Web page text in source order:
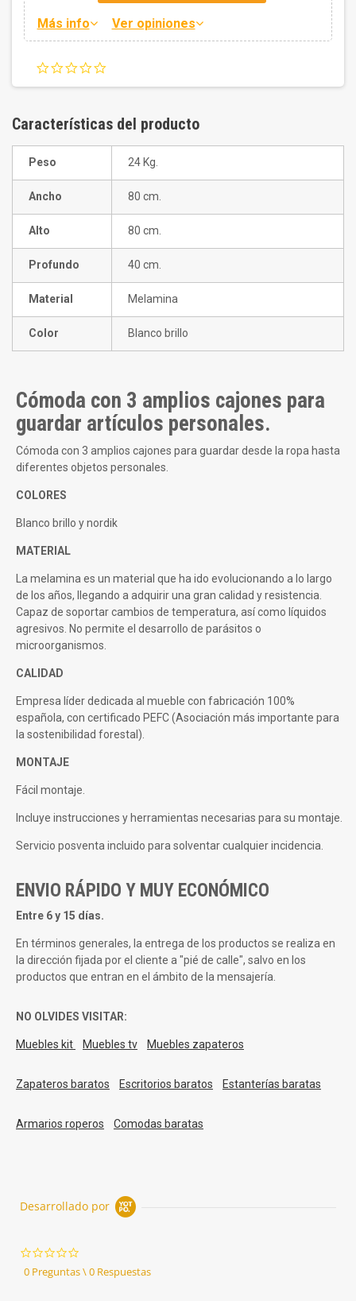
Más info Ver opiniones
Características del producto
Peso 24 Kg.
Ancho 80 cm.
Alto 80 cm.
Profundo 40 cm.
Material Melamina
Color Blanco brillo
Cómoda con 3 amplios cajones para
guardar artículos personales.
Cómoda con 3 amplios cajones para guardar desde la ropa hasta
diferentes objetos personales.
COLORES
Blanco brillo y nordik
MATERIAL
La melamina es un material que ha ido evolucionando a lo largo
de los años, llegando a adquirir una gran calidad y resistencia.
Capaz de soportar cambios de temperatura, así como líquidos
agresivos. No permite el desarrollo de parásitos o
microorganismos.
CALIDAD
Empresa líder dedicada al mueble con fabricación 100%
española, con certificado PEFC (Asociación más importante para
la sostenibilidad forestal).
MONTAJE
Fácil montaje.
Incluye instrucciones y herramientas necesarias para su montaje.
Servicio posventa incluido para solventar cualquier incidencia.
ENVIO RÁPIDO Y MUY ECONÓMICO
Entre 6 y 15 días.
En términos generales, la entrega de los productos se realiza en
la dirección fijada por el cliente a "pié de calle", salvo en los
productos que entran en el ámbito de la mensajería.
NO OLVIDES VISITAR:
Muebles kit Muebles tv Muebles zapateros
Zapateros baratos Escritorios baratos Estanterías baratas
Armarios roperos Comodas baratas
Desarrollado por
star
rating
0 Preguntas \ 0 Respuestas